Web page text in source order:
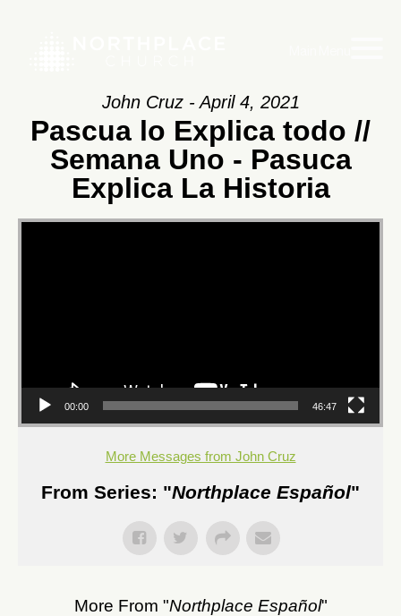
John Cruz - April 4, 2021
Pascua lo Explica todo //
Semana Uno - Pasuca
Explica La Historia
00:00 46:47
More Messages from John Cruz
From Series: "Northplace Español"
More From "Northplace Español"